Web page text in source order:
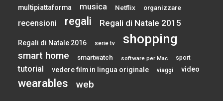
multipiattaforma musica Netflix organizzare
recensioni regali Regali di Natale 2015
Regali di Natale 2016 serie tv shopping
smart home smartwatch software per Mac sport
tutorial vedere film in lingua originale viaggi video
wearables web